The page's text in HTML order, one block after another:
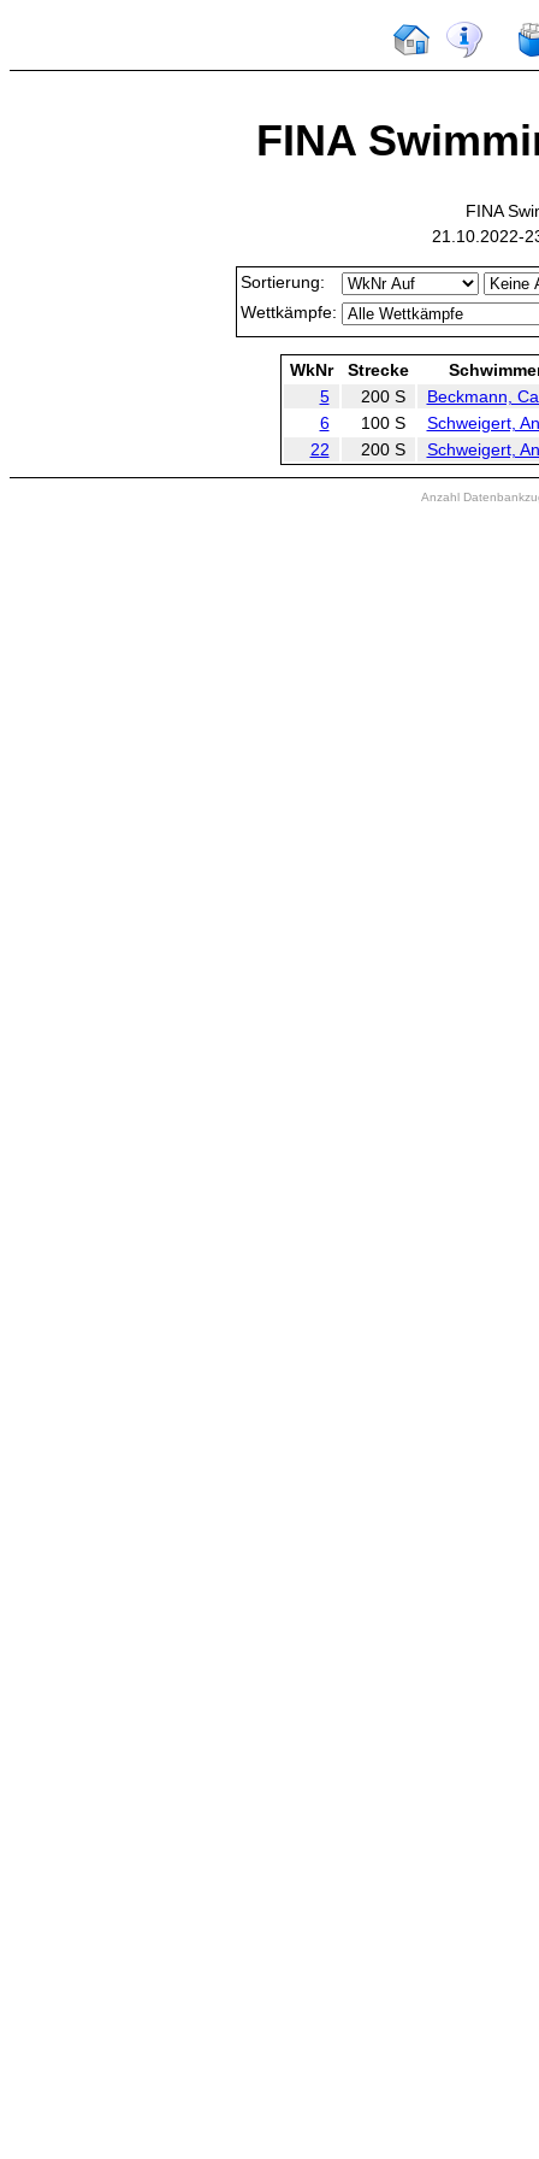
FINA
FINA
21.10.2022-
Sortierung:
Wettkämpfe:
WkNr Strecke
5
200 S
Beckmann,
6
100 S
Schweigert,
22
200 S Schweigert,
Anzahl